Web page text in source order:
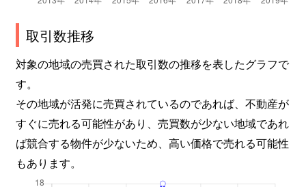
取引数推移
対象の地域の売買された取引数の推移を表したグラフで
す。
その地域が活発に売買されているのであれば、不動産が
すぐに売れる可能性があり、売買数が少ない地域であれ
ば競合する物件が少ないため、高い価格で売れる可能性
もあります。